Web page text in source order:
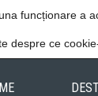
Vacanțele
funcționare a
despre ce